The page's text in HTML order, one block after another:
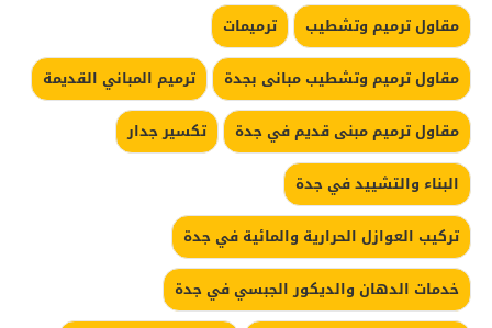
مقاول ترميم وتشطيب
ترميمات
مقاول ترميم وتشطيب مبانى بجدة
ترميم المباني القديمة
مقاول ترميم مبنى قديم في جدة
تكسير جدار
البناء والتشييد في جدة
تركيب العوازل الحرارية والمائية في جدة
خدمات الدهان والديكور الجبسي في جدة